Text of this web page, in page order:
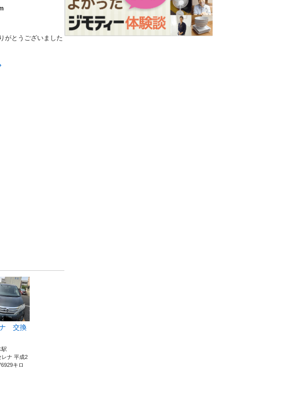
がとうございました
交換
駅
レナ 平成2
キロ